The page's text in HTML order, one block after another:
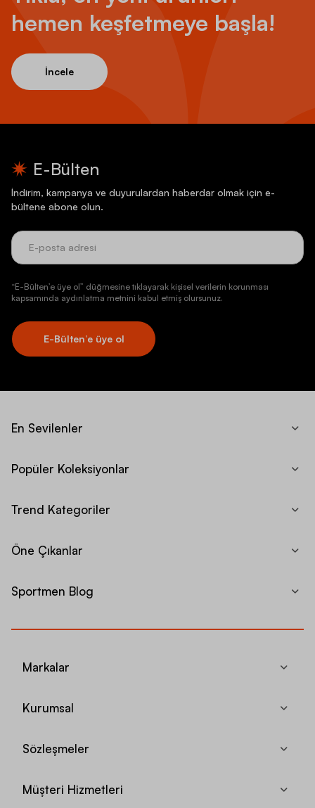
hemen keşfetmeye başla!
İncele
E-Bülten
İndirim, kampanya ve duyurulardan haberdar olmak için e-
bültene abone olun.
“E-Bülten’e üye ol” düğmesine tıklayarak kişisel verilerin korunması
kapsamında aydınlatma metnini kabul etmiş olursunuz.
E-Bülten’e üye ol
En Sevilenler
Popüler Koleksiyonlar
Trend Kategoriler
Öne Çıkanlar
Sportmen Blog
Markalar
Kurumsal
Sözleşmeler
Müşteri Hizmetleri